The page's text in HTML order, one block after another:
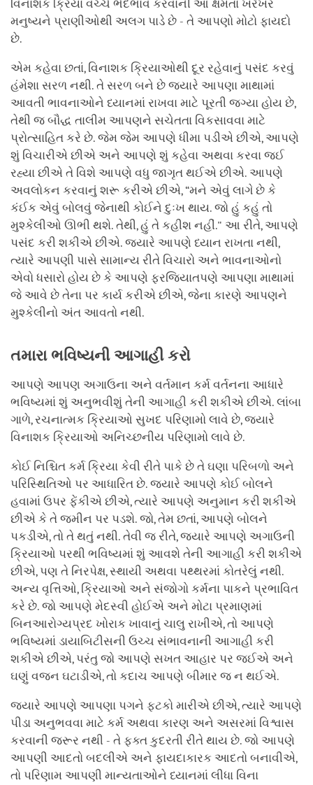
વિનાશક ક્રિયા વચ્ચે ભેદભાવ કરવાની આ ક્ષમતા ખરેખર
મનુષ્યને પ્રાણીઓથી અલગ પાડે છે - તે આપણો મોટો ફાયદો
છે.
એમ કહેવા છતાં, વિનાશક ક્રિયાઓથી દૂર રહેવાનું પસંદ કરવું
હંમેશા સરળ નથી. તે સરળ બને છે જ્યારે આપણા માથામાં
આવતી ભાવનાઓને ધ્યાનમાં રાખવા માટે પૂરતી જગ્યા હોય છે,
તેથી જ બૌદ્ધ તાલીમ આપણને સચેતતા વિકસાવવા માટે
પ્રોત્સાહિત કરે છે. જેમ જેમ આપણે ધીમા પડીએ છીએ, આપણે
શું વિચારીએ છીએ અને આપણે શું કહેવા અથવા કરવા જઈ
રહ્યા છીએ તે વિશે આપણે વધુ જાગૃત થઈએ છીએ. આપણે
અવલોકન કરવાનું શરૂ કરીએ છીએ, “મને એવું લાગે છે કે
કંઈક એવું બોલવું જેનાથી કોઈને દુઃખ થાય. જો હું કહું તો
મુશ્કેલીઓ ઊભી થશે. તેથી, હું તે કહીશ નહીં." આ રીતે, આપણે
પસંદ કરી શકીએ છીએ. જ્યારે આપણે ધ્યાન રાખતા નથી,
ત્યારે આપણી પાસે સામાન્ય રીતે વિચારો અને ભાવનાઓનો
એવો ધસારો હોય છે કે આપણે ફરજિયાતપણે આપણા માથામાં
જે આવે છે તેના પર કાર્ય કરીએ છીએ, જેના કારણે આપણને
મુશ્કેલીનો અંત આવતો નથી.
તમારા ભવિષ્યની આગાહી કરો
આપણે આપણ અગાઉના અને વર્તમાન કર્મ વર્તનના આધારે
ભવિષ્યમાં શું અનુભવીશું તેની આગાહી કરી શકીએ છીએ. લાંબા
ગાળે, રચનાત્મક ક્રિયાઓ સુખદ પરિણામો લાવે છે, જ્યારે
વિનાશક ક્રિયાઓ અનિચ્છનીય પરિણામો લાવે છે.
કોઈ નિશ્ચિત કર્મ ક્રિયા કેવી રીતે પાકે છે તે ઘણા પરિબળો અને
પરિસ્થિતિઓ પર આધારિત છે. જ્યારે આપણે કોઈ બોલને
હવામાં ઉપર ફેંકીએ છીએ, ત્યારે આપણે અનુમાન કરી શકીએ
છીએ કે તે જમીન પર પડશે. જો, તેમ છતાં, આપણે બોલને
પકડીએ, તો તે થતું નથી. તેવી જ રીતે, જ્યારે આપણે અગાઉની
ક્રિયાઓ પરથી ભવિષ્યમાં શું આવશે તેની આગાહી કરી શકીએ
છીએ, પણ તે નિરપેક્ષ, સ્થાયી અથવા પથ્થરમાં કોતરેલું નથી.
અન્ય વૃત્તિઓ, ક્રિયાઓ અને સંજોગો કર્મના પાકને પ્રભાવિત
કરે છે. જો આપણે મેદસ્વી હોઈએ અને મોટા પ્રમાણમાં
બિનઆરોગ્યપ્રદ ખોરાક ખાવાનું ચાલુ રાખીએ, તો આપણે
ભવિષ્યમાં ડાયાબિટીસની ઉચ્ચ સંભાવનાની આગાહી કરી
શકીએ છીએ, પરંતુ જો આપણે સખત આહાર પર જઈએ અને
ઘણું વજન ઘટાડીએ, તો કદાચ આપણે બીમાર જ ન થઈએ.
જ્યારે આપણે આપણા પગને ફટકો મારીએ છીએ, ત્યારે આપણે
પીડા અનુભવવા માટે કર્મ અથવા કારણ અને અસરમાં વિશ્વાસ
કરવાની જરૂર નથી - તે ફક્ત કુદરતી રીતે થાય છે. જો આપણે
આપણી આદતો બદલીએ અને ફાયદાકારક આદતો બનાવીએ,
તો પરિણામ આપણી માન્યતાઓને ધ્યાનમાં લીધા વિના